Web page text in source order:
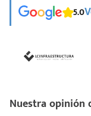
Nuestra opinión
5.0